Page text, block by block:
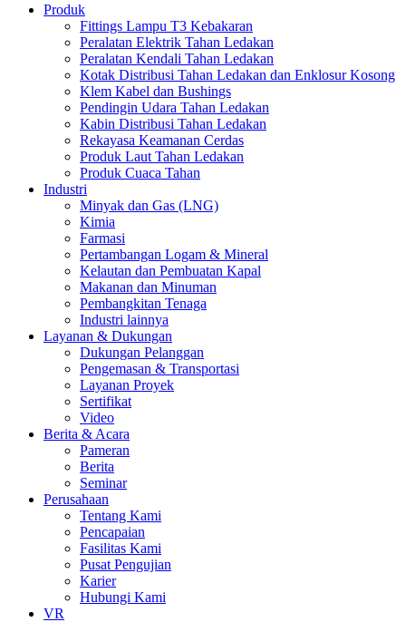
Produk
Fittings Lampu T3 Kebakaran
Peralatan Elektrik Tahan Ledakan
Peralatan Kendali Tahan Ledakan
Kotak Distribusi Tahan Ledakan dan Enklosur Kosong
Klem Kabel dan Bushings
Pendingin Udara Tahan Ledakan
Kabin Distribusi Tahan Ledakan
Rekayasa Keamanan Cerdas
Produk Laut Tahan Ledakan
Produk Cuaca Tahan
Industri
Minyak dan Gas (LNG)
Kimia
Farmasi
Pertambangan Logam & Mineral
Kelautan dan Pembuatan Kapal
Makanan dan Minuman
Pembangkitan Tenaga
Industri lainnya
Layanan & Dukungan
Dukungan Pelanggan
Pengemasan & Transportasi
Layanan Proyek
Sertifikat
Video
Berita & Acara
Pameran
Berita
Seminar
Perusahaan
Tentang Kami
Pencapaian
Fasilitas Kami
Pusat Pengujian
Karier
Hubungi Kami
VR